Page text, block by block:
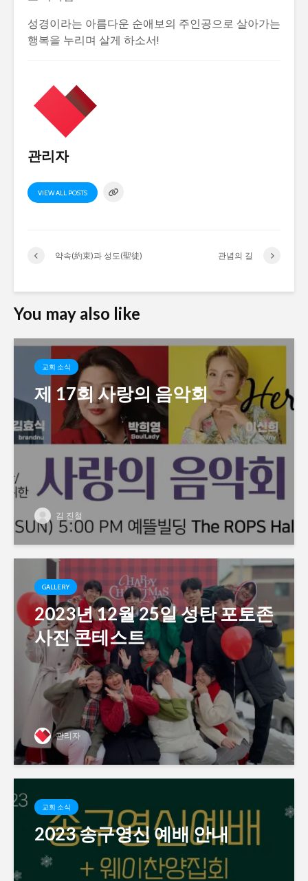
성경이라는 아름다운 순애보의 주인공으로 살아가는
행복을 누리며 살게 하소서!
관리자
VIEW ALL POSTS
약속(約束)과 성도(聖徒) 관념의 길
You may also like
교회 소식
제 17회 사랑의 음악회
김 진철
GALLERY
2023년 12월 25일 성탄 포토존
사진 콘테스트
관리자
교회 소식
2023 송구영신 예배 안내